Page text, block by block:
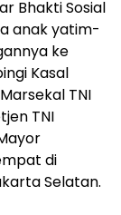
Bhakti Sosial
anak yatim-
ke
Kasal
TNI
TNI
di
Selatan.